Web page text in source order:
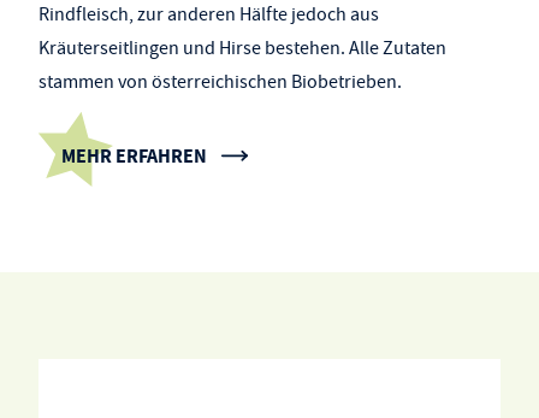
Rindfleisch, zur anderen Hälfte jedoch aus
Kräuterseitlingen und Hirse bestehen. Alle Zutaten
stammen von österreichischen Biobetrieben.
MEHR ERFAHREN